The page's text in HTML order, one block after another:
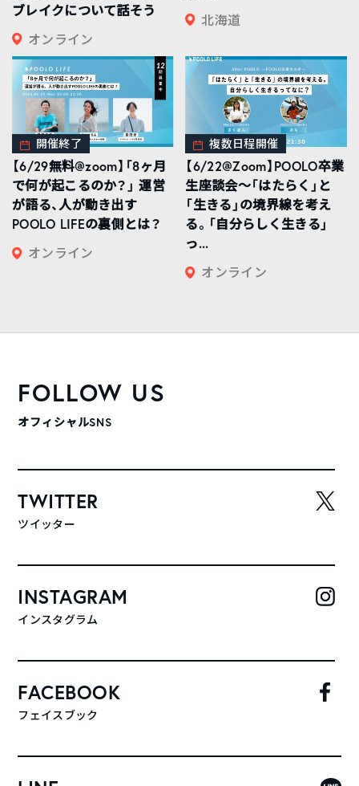
ブレイクについて話そう
オンライン
北海道
開催終了
【6/29無料@zoom】「8ヶ月
で何が起こるのか？」 運営
が語る、人が動き出す
POOLO LIFEの裏側とは？
オンライン
複数日程開催
【6/22@Zoom】POOLO卒業
生座談会〜「はたらく」と
「生きる」の境界線を考え
る。「自分らしく生きる」
っ...
オンライン
FOLLOW US
オフィシャルSNS
TWITTER
ツイッター
INSTAGRAM
インスタグラム
FACEBOOK
フェイスブック